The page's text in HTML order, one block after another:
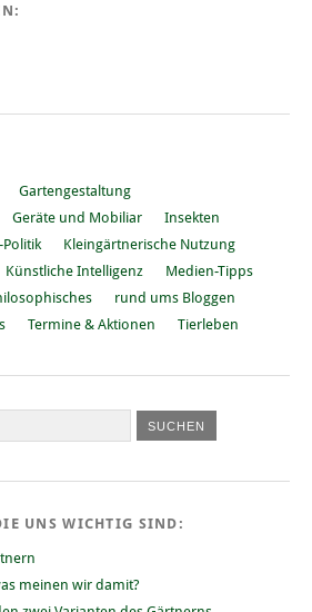
Gartengestaltung
Geräte und Mobiliar
Insekten
Kleingärtnerische Nutzung
Künstliche Intelligenz
Medien-Tipps
rund ums Bloggen
Termine & Aktionen Tierleben
UNS WICHTIG SIND:
meinen wir damit?